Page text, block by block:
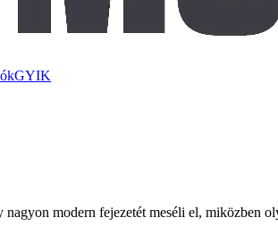
GYIK
modern fejezetét meséli el, miközben